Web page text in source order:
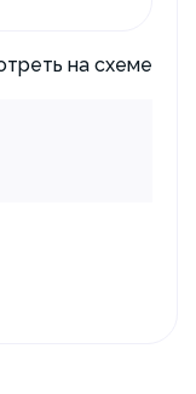
на схеме